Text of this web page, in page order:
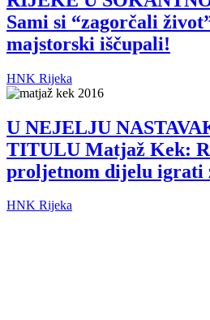
Sami si “zagorčali
majstorski iščupali!
HNK Rijeka
U NEJELJU
TITULU Matjaž Kek:
proljetnom dijelu igrati
HNK Rijeka